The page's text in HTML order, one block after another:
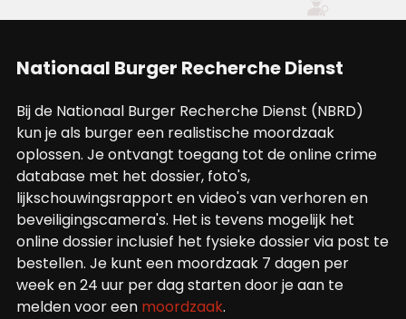
Nationaal Burger Recherche Dienst
Bij de Nationaal Burger Recherche Dienst (NBRD)
kun je als burger een realistische moordzaak
oplossen. Je ontvangt toegang tot de online crime
database met het dossier, foto's,
lijkschouwingsrapport en video's van verhoren en
beveiligingscamera's. Het is tevens mogelijk het
online dossier inclusief het fysieke dossier via post te
bestellen. Je kunt een moordzaak 7 dagen per
week en 24 uur per dag starten door je aan te
melden voor een moordzaak.